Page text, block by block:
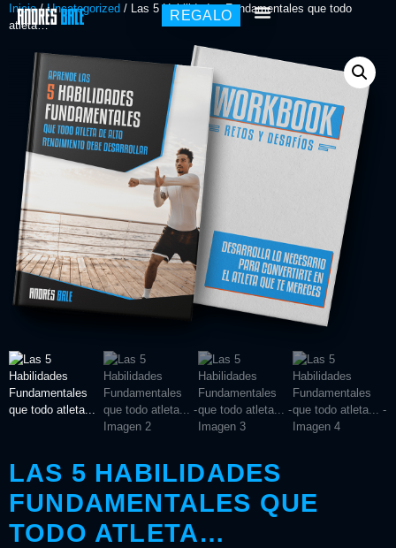
REGALO
Inicio/Uncategorized / Las 5 Habilidades Fundamentales que todo
atleta…
LAS 5 HABILIDADES
FUNDAMENTALES QUE
TODO ATLETA…